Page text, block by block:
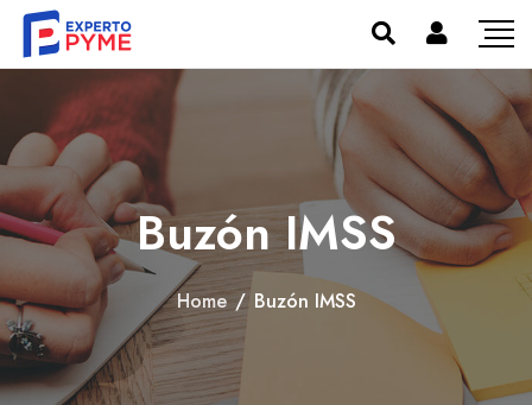
Buzón IMSS
Home / Buzón IMSS